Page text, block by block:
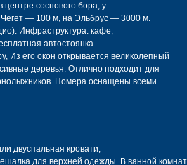
центре соснового бора, у
Чегет — 100 м, на Эльбрус — 3000 м.
Инфраструктура: кафе,
автостоянка.
Из его окон открывается великолепный
деревья. Отлично подходит для
Номера оснащены всеми
двуспальная кровати,
для верхней одежды. В ванной